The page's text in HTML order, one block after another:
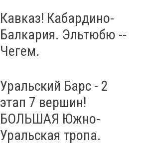
Кавказ! Кабардино-
Балкария. Эльтюбю --
Чегем.
Уральский Барс - 2
этап 7 вершин!
БОЛЬШАЯ Южно-
Уральская тропа.